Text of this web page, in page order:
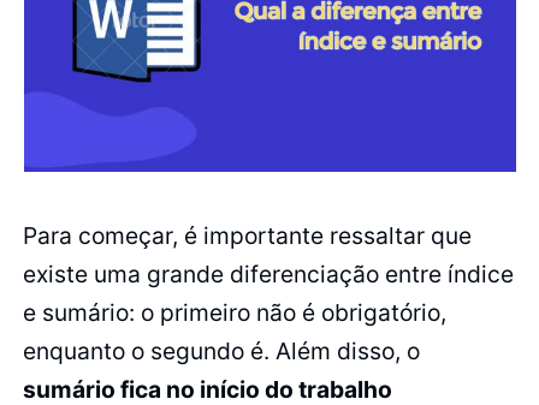
Para começar, é importante ressaltar que
existe uma grande diferenciação entre índice
e sumário: o primeiro não é obrigatório,
enquanto o segundo é. Além disso, o
sumário fica no início do trabalho